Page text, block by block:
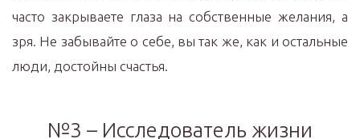
часто закрываете глаза на собственные желания, а
зря. Не забывайте о себе, вы так же, как и остальные
люди, достойны счастья.
№3 – Исследователь жизни